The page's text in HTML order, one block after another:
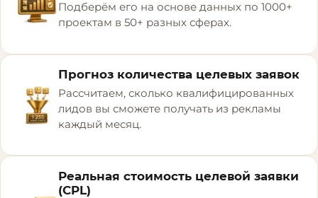
Подберём его на основе данных по 1000+
проектам в 50+ разных сферах.
Прогноз количества целевых заявок
Рассчитаем, сколько квалифицированных
лидов вы сможете получать из рекламы
каждый месяц.
Реальная стоимость целевой заявки
(CPL)